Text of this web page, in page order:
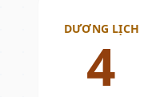
DƯƠNG LỊCH
4